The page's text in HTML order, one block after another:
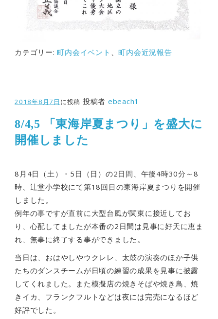
カテゴリー:町内会イベント 、町内会近況報告
2018年8月7日 に投稿 投稿者 ebeach1
8/4,5 「東海岸夏まつり」を盛大に
開催しました
8月4日（土）・5日（日）の2日間、午後4時30分～8
時、辻堂小学校にて第18回目の東海岸夏まつりを開催
しました。
例年の事ですが直前に大型台風が関東に接近してお
り、心配してましたが本番の2日間は見事に好天に恵ま
れ、無事に終了する事ができました。
当日は、おはやしやウクレレ、太鼓の演奏のほか子供
たちのダンスチームが日頃の練習の成果を見事に披露
してくれました。また模擬店の焼きそばや焼き鳥、焼
きイカ、フランクフルトなどは夜には完売になるほど
好評でした。